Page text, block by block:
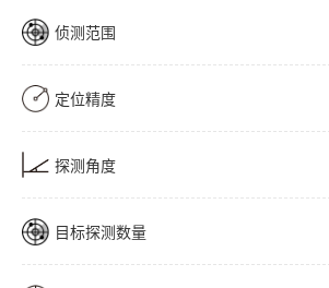
侦测范围
定位精度
探测角度
目标探测数量